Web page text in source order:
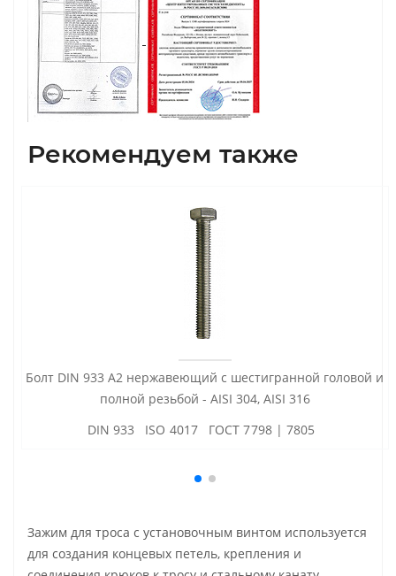
Рекомендуем также
Болт DIN 933 А2 нержавеющий с шестигранной головой и
полной резьбой - AISI 304, AISI 316
DIN 933 ISO 4017 ГОСТ 7798 | 7805
Зажим для троса с установочным винтом используется
для создания концевых петель, крепления и